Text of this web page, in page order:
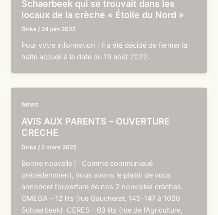
Schaerbeek qui se trouvait dans les
locaux de la crèche « Étoile du Nord »
Driss / 24 juin 2022
Pour votre information : Il a été décidé de fermer la
halte accueil à la date du 19 août 2022.
News
AVIS AUX PARENTS – OUVERTURE
CRECHE
Driss / 2 mars 2022
Bonne nouvelle ! Comme communiqué
précédemment, nous avons le plaisir de vous
annoncer l’ouverture de nos 2 nouvelles crèches.
OMEGA – 12 lits (rue Gaucheret, 145-147 à 1030
Schaerbeek) CERES – 63 lits (rue de l’Agriculture,